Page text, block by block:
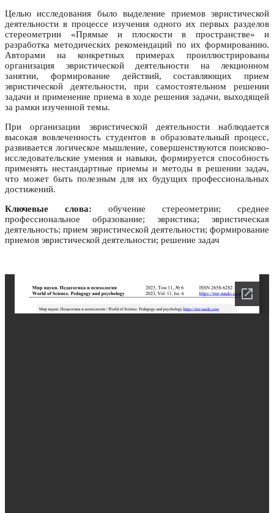
Целью исследования было выделение приемов эвристической
деятельности в процессе изучения одного их первых разделов
стереометрии «Прямые и плоскости в пространстве» и
разработка методических рекомендаций по их формированию.
Авторами на конкретных примерах проиллюстрированы
организация эвристической деятельности на лекционном
занятии, формирование действий, составляющих прием
эвристической деятельности, при самостоятельном решении
задачи и применение приема в ходе решения задачи, выходящей
за рамки изученной темы.
При организации эвристической деятельности наблюдается
высокая вовлеченность студентов в образовательный процесс,
развивается логическое мышление, совершенствуются поисково-
исследовательские умения и навыки, формируется способность
применять нестандартные приемы и методы в решении задач,
что может быть полезным для их будущих профессиональных
достижений.
Ключевые слова: обучение стереометрии; среднее
профессиональное образование; эвристика; эвристическая
деятельность; прием эвристической деятельности; формирование
приемов эвристической деятельности; решение задач